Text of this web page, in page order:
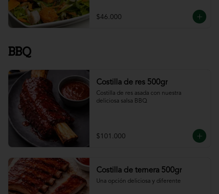
$46.000
BBQ
Costilla de res 500gr
Costilla de res asada con nuestra
deliciosa salsa BBQ
$101.000
Costilla de ternera 500gr
Una opción deliciosa y diferente